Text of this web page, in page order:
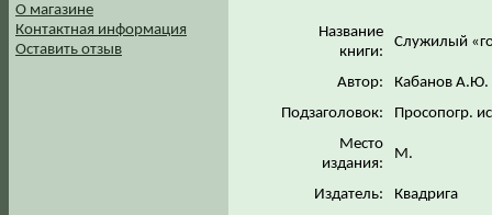
О магазине
Контактная информация
Оставить отзыв
Название
книги:
Служилый
Автор:
Кабанов А.Ю.
Подзаголовок:
Просопогр.
Место
издания:
М.
Издатель:
Квадрига